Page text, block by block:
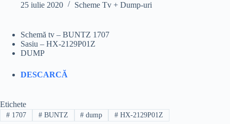
25 iulie 2020 Scheme Tv + Dump-uri
Schemă tv – BUNTZ 1707
Sasiu – HX-2129P01Z
DUMP
DESCARCĂ
Etichete
#1707 #BUNTZ # dump # HX-2129P01Z